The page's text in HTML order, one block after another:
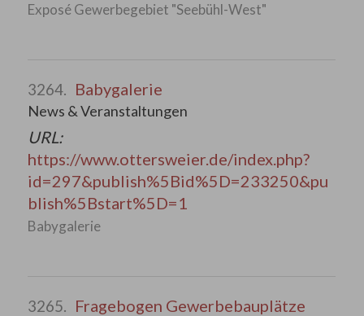
Exposé Gewerbegebiet "Seebühl-West"
3264. Babygalerie
News & Veranstaltungen
URL:
https://www.ottersweier.de/index.php?
id=297&publish%5Bid%5D=233250&pu
blish%5Bstart%5D=1
Babygalerie
3265. Fragebogen Gewerbebauplätze